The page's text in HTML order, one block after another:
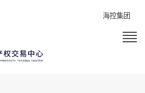
海控集团